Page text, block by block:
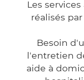
Les
réalisés
Besoin
l'entretien
aide à